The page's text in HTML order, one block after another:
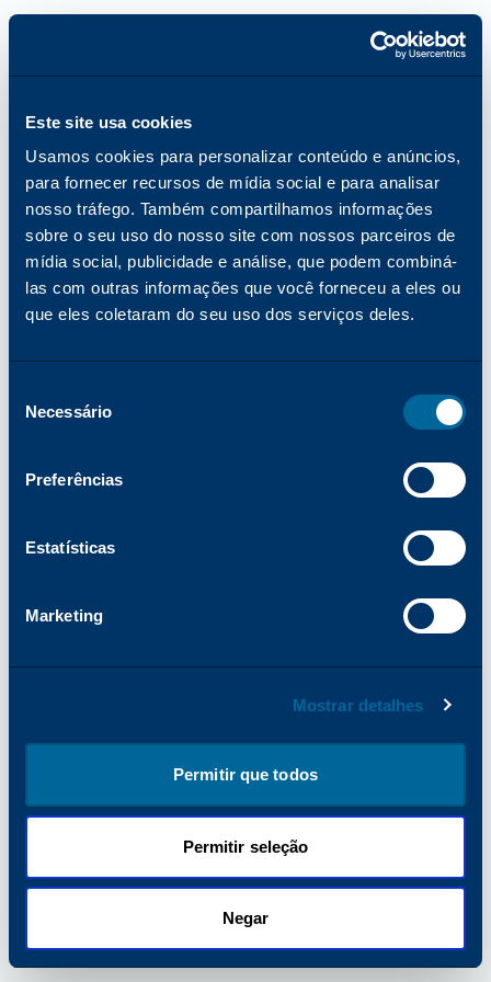
Este site usa cookies
Usamos cookies para personalizar conteúdo e anúncios,
para fornecer recursos de mídia social e para analisar
nosso tráfego. Também compartilhamos informações
sobre o seu uso do nosso site com nossos parceiros de
mídia social, publicidade e análise, que podem combiná-
las com outras informações que você forneceu a eles ou
que eles coletaram do seu uso dos serviços deles.
Necessário
Preferências
Estatísticas
Marketing
Mostrar detalhes
Permitir que todos
Permitir seleção
Negar
Erro de aplicativo: ocorreu uma exceção do lado do cliente ao
carregar o katun.com (consulte o console do navegador para